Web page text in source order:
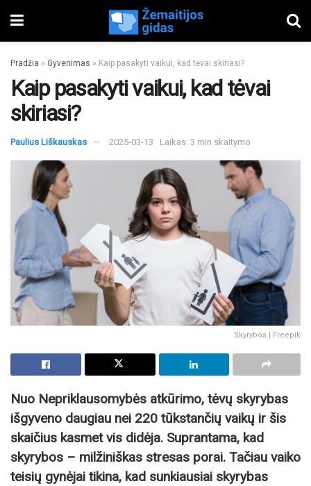
Pradžia » Gyvenimas » Kaip pasakyti vaikui, kad tėvai skiriasi?
Kaip pasakyti vaikui, kad tėvai
skiriasi?
Paulius Liškauskas 2025-03-13 Laikas: 3 min skaitymo
Skyrybos | Freepik
Nuo Nepriklausomybės atkūrimo, tėvų skyrybas
išgyveno daugiau nei 220 tūkstančių vaikų ir šis
skaičius kasmet vis didėja. Suprantama, kad
skyrybos – milžiniškas stresas porai. Tačiau vaiko
teisių gynėjai tikina, kad sunkiausiai skyrybas